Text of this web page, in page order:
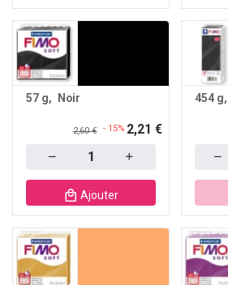
57 g Noir
2,60 € - 15% 2,21 €
Ajouter
454 g